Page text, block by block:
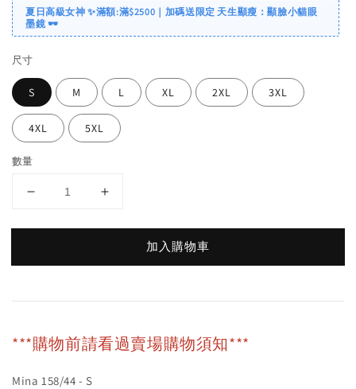
夏日高級女神 ✨滿額:滿$2500｜加碼送限定 天生顯瘦：顯臉小貓眼
墨鏡 🕶️
尺寸
S M L XL 2XL 3XL
4XL 5XL
數量
加入購物車
***購物前請看過賣場購物須知***
Mina 158/44 - S